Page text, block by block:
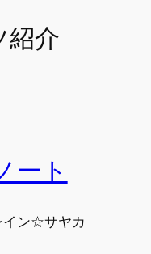
紹介
ート
イン☆サヤカ